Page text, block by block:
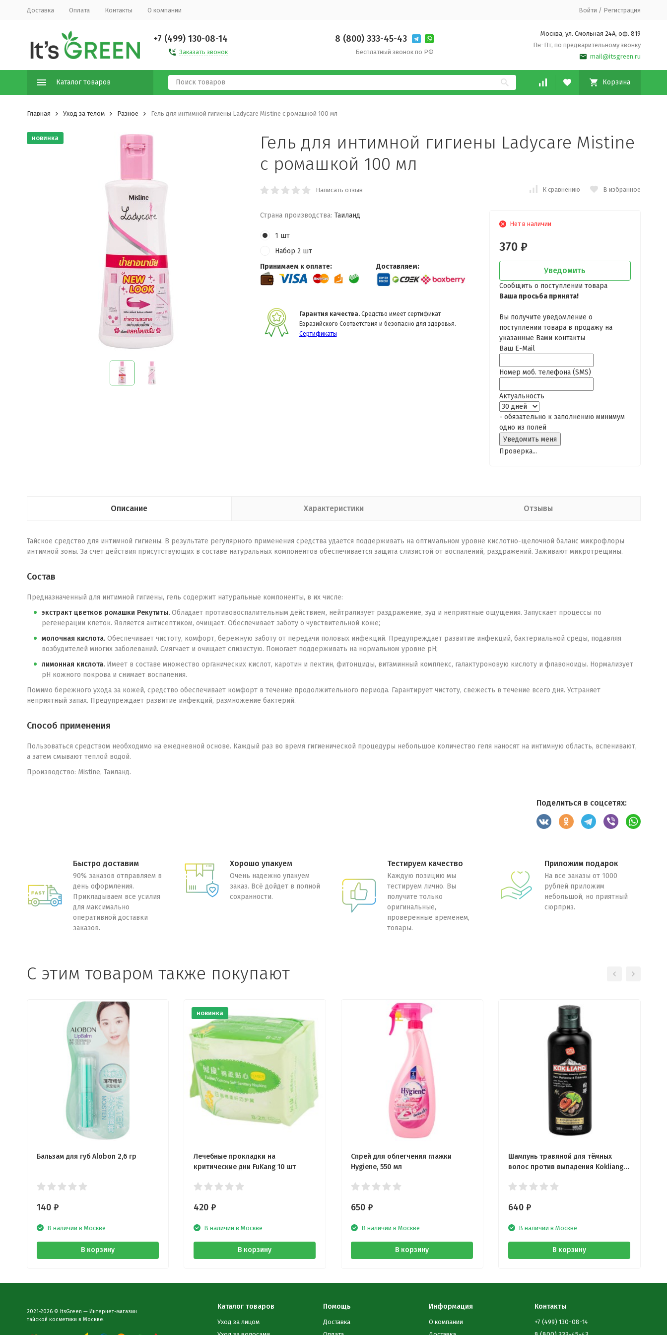
Доставка Оплата Контакты О компании Войти / Регистрация
+7 (499) 130-08-14
Заказать звонок
8 (800) 333-45-43
Бесплатный звонок по РФ
Москва, ул. Смольная 24А, оф. 819
Пн-Пт, по предварительному звонку
mail@itsgreen.ru
Каталог товаров Корзина
Главная Уход за телом Разное Гель для интимной гигиены Ladycare Mistine с ромашкой 100 мл
новинка
Гель для интимной гигиены Ladycare Mistine
с ромашкой 100 мл
Написать отзыв К сравнению В избранное
Страна производства: Таиланд
1 шт
Набор 2 шт
Принимаем к оплате:
Доставляем:
Гарантия качества.Средство имеет сертификат
Евразийского Соответствия и безопасно для здоровья.
Сертификаты
Нет в наличии
370 ₽
Уведомить
Сообщить о поступлении товара
Ваша просьба принята!
Вы получите уведомление о
поступлении товара в продажу на
указанные Вами контакты
Ваш E-Mail
Номер моб. телефона (SMS)
Актуальность
- обязательно к заполнению минимум
одно из полей
Проверка...
Описание Характеристики Отзывы
Тайское средство для интимной гигиены. В результате регулярного применения средства удается поддерживать на оптимальном уровне кислотно-щелочной баланс микрофлоры
интимной зоны. За счет действия присутствующих в составе натуральных компонентов обеспечивается защита слизистой от воспалений, раздражений. Заживают микротрещины.
Состав
Предназначенный для интимной гигиены, гель содержит натуральные компоненты, в их числе:
экстракт цветков ромашки Рекутиты.Обладает противовоспалительным действием, нейтрализует раздражение, зуд и неприятные ощущения. Запускает процессы по
регенерации клеток. Является антисептиком, очищает. Обеспечивает заботу о чувствительной коже;
молочная кислота.Обеспечивает чистоту, комфорт, бережную заботу от передачи половых инфекций. Предупреждает развитие инфекций, бактериальной среды, подавляя
возбудителей многих заболеваний. Смягчает и очищает слизистую. Помогает поддерживать на нормальном уровне pH;
лимонная кислота.Имеет в составе множество органических кислот, каротин и пектин, фитонциды, витаминный комплекс, галактуроновую кислоту и флавоноиды. Нормализует
pH кожного покрова и снимает воспаления.
Помимо бережного ухода за кожей, средство обеспечивает комфорт в течение продолжительного периода. Гарантирует чистоту, свежесть в течение всего дня. Устраняет
неприятный запах. Предупреждает развитие инфекций, размножение бактерий.
Способ применения
Пользоваться средством необходимо на ежедневной основе. Каждый раз во время гигиенической процедуры небольшое количество геля наносят на интимную область, вспенивают,
а затем смывают теплой водой.
Производство: Mistine, Таиланд.
Поделиться в соцсетях:
Быстро доставим
90% заказов отправляем в
день оформления.
Прикладываем все усилия
для максимально
оперативной доставки
заказов.
Хорошо упакуем
Очень надежно упакуем
заказ. Всё дойдет в полной
сохранности.
Тестируем качество
Каждую позицию мы
тестируем лично. Вы
получите только
оригинальные,
проверенные временем,
товары.
Приложим подарок
На все заказы от 1000
рублей приложим
небольшой, но приятный
сюрприз.
C этим товаром также покупают
Бальзам для губ Alobon 2,6 гр
140 ₽
В наличии в Москве
В корзину
новинка
Лечебные прокладки на
критические дни FuKang 10 шт
420₽
В наличии в Москве
В корзину
Спрей для облегчения глажки
Hygiene, 550 мл
650 ₽
В наличии в Москве
В корзину
Шампунь травяной для тёмных
волос против выпадения Kokliang
640 ₽
В наличии в Москве
В корзину
2021-2026 © ItsGreen — Интернет-магазин
тайской косметики в Москве.
Каталог товаров
Уход за лицом
Помощь
Доставка
Информация
О компании
Контакты
+7 (499) 130-08-14